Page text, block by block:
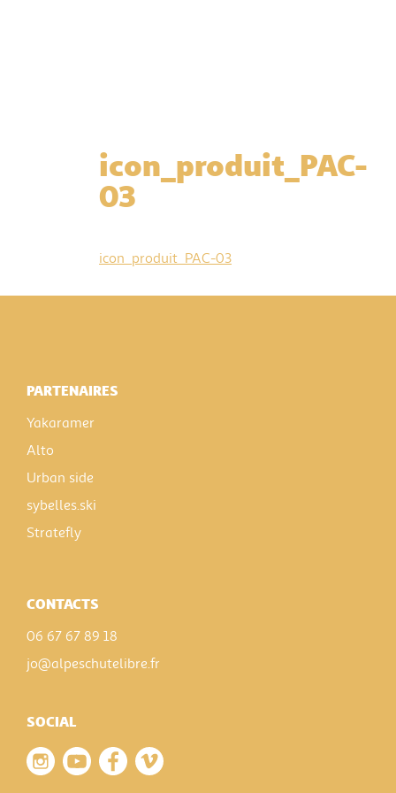
icon_produit_PAC-
03
icon_produit_PAC-03
PARTENAIRES
Yakaramer
Alto
Urban side
sybelles.ski
Stratefly
CONTACTS
06 67 67 89 18
jo@alpeschutelibre.fr
SOCIAL